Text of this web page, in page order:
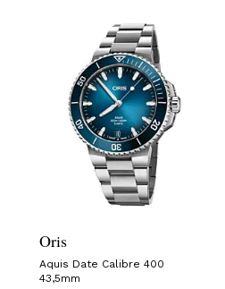
Oris
Aquis Date Calibre 400
43,5mm